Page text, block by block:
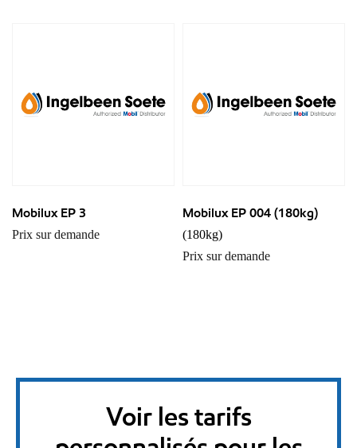
Mobilux EP 3
Prix sur demande
Mobilux EP 004 (180kg)
(180kg)
Prix sur demande
Voir les tarifs